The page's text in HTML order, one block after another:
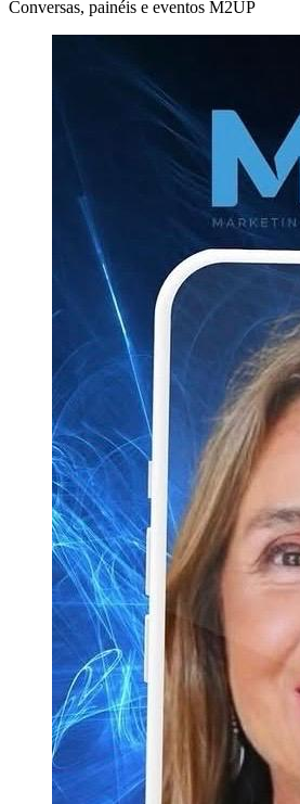
Conversas, painéis e eventos M2UP